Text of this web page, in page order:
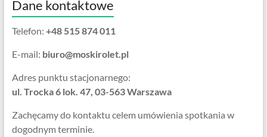
Dane kontaktowe
Telefon: +48 515 874 011
E-mail: biuro@moskirolet.pl
Adres punktu stacjonarnego:
ul. Trocka 6 lok. 47, 03-563 Warszawa
Zachęcamy do kontaktu celem umówienia spotkania w
dogodnym terminie.